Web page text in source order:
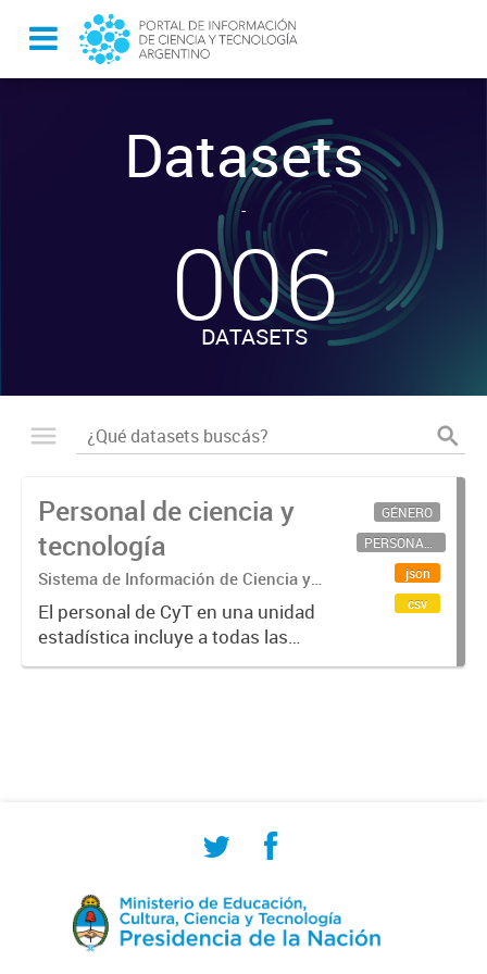
Datasets
-
006
DATASETS
Personal de ciencia y
tecnología
Sistema de Información de Ciencia y
Tecnología Argentino (SICYTAR)
El personal de CyT en una unidad
estadística incluye a todas las
personas involucradas
GÉNERO
PERSONAL CIENTÍFICO-TECNOLÓGICO
json
csv